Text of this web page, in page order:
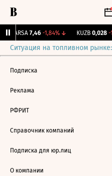
ARSA 7,46 -1,84%↓ KUZB 0,028 -
Ситуация на топливном
Подписка
Реклама
РФРИТ
Справочник компаний
Подписка для юр.лиц
О компании